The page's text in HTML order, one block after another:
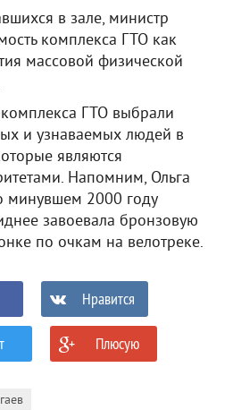
в зале, министр
комплекса ГТО как
массовой физической
ГТО выбрали
и узнаваемых людей в
являются
Напомним, Ольга
минувшем 2000 году
завоевала бронзовую
по очкам на велотреке.
Нравится
Плюсую